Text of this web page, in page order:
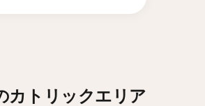
カトリックエリア